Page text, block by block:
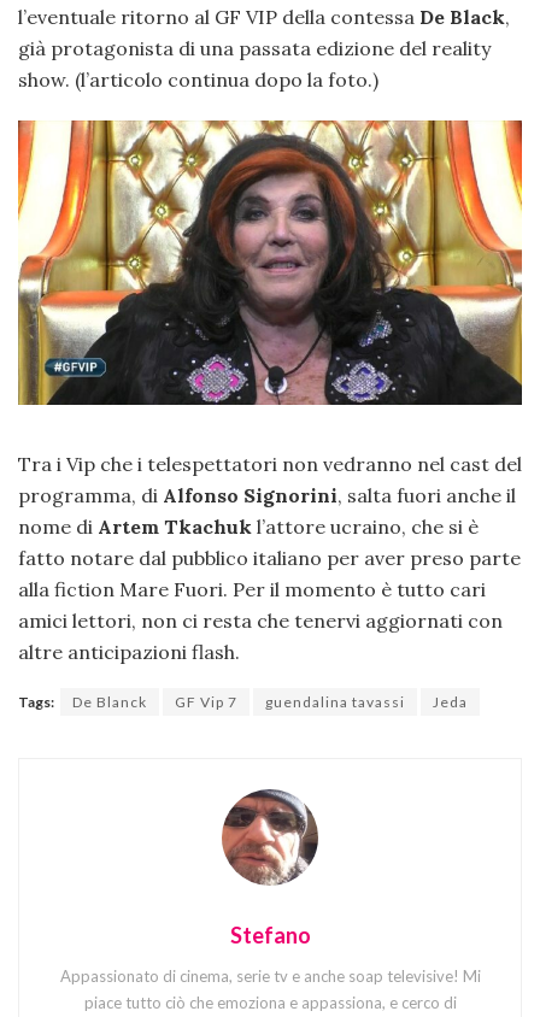
l’eventuale ritorno al GF VIP della contessa De Black,
già protagonista di una passata edizione del reality
show. (l’articolo continua dopo la foto.)
Tra i Vip che i telespettatori non vedranno nel cast del
programma, di Alfonso Signorini, salta fuori anche il
nome di Artem Tkachuk l’attore ucraino, che si è
fatto notare dal pubblico italiano per aver preso parte
alla fiction Mare Fuori. Per il momento è tutto cari
amici lettori, non ci resta che tenervi aggiornati con
altre anticipazioni flash.
Tags: De Blanck GF Vip 7 guendalina tavassi Jeda
Stefano
Appassionato di cinema, serie tv e anche soap televisive! Mi
piace tutto ciò che emoziona e appassiona, e cerco di